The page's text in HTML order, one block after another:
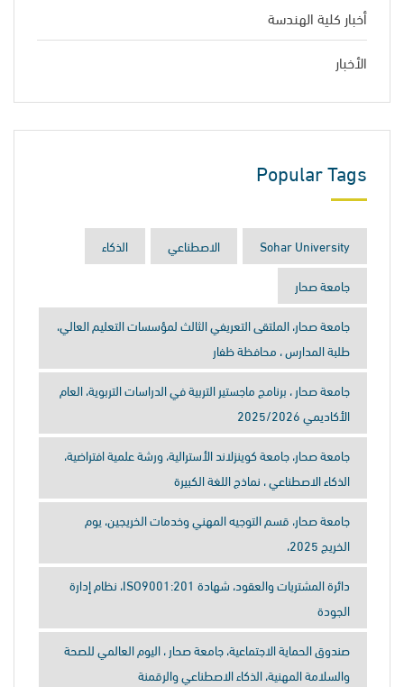
أخبار كلية الهندسة
الأخبار
Popular Tags
Sohar University الاصطناعي الذكاء
جامعة صحار
جامعة صحار، الملتقى التعريفي الثالث لمؤسسات التعليم العالي،
طلبة المدارس ، محافظة ظفار
جامعة صحار ، برنامج ماجستير التربية في الدراسات التربوية، العام
الأكاديمي 2025/2026
جامعة صحار، جامعة كوينزلاند الأسترالية، ورشة علمية افتراضية،
الذكاء الاصطناعي ، نماذج اللغة الكبيرة
جامعة صحار، قسم التوجيه المهني وخدمات الخريجين، يوم
الخريج 2025،
دائرة المشتريات والعقود، شهادة ISO9001:201، نظام إدارة
الجودة
صندوق الحماية الاجتماعية، جامعة صحار ، اليوم العالمي للصحة
والسلامة المهنية، الذكاء الاصطناعي والرقمنة